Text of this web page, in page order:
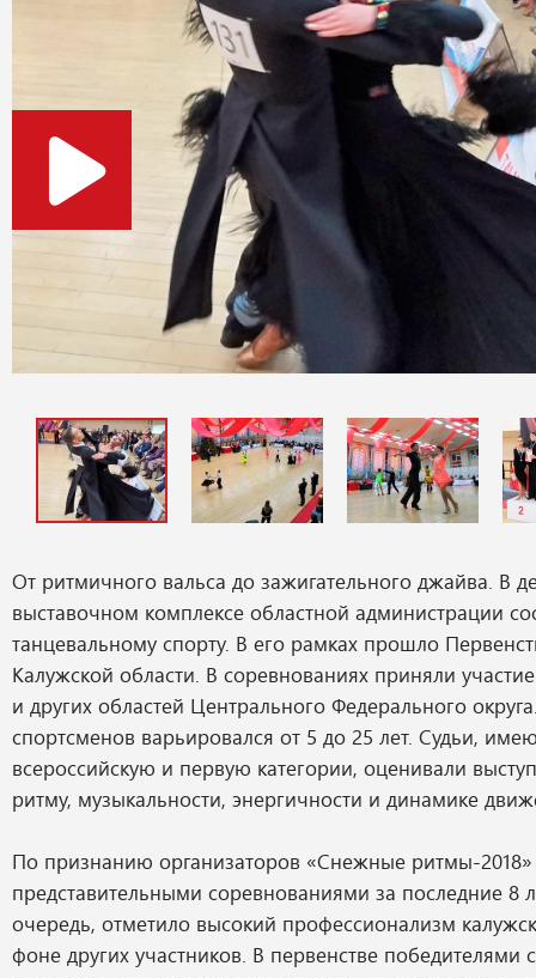
От ритмичного вальса до зажигательного джайва. В
выставочном комплексе областной администрации
танцевальному спорту. В его рамках прошло
Калужской области. В соревнованиях приняли
и других областей Центрального Федерального
спортсменов варьировался от 5 до 25 лет. Судьи,
всероссийскую и первую категории, оценивали
ритму, музыкальности, энергичности и динамике
По признанию организаторов «Снежные ритмы-
представительными соревнованиями за последние
очередь, отметило высокий профессионализм
фоне других участников. В первенстве победителями